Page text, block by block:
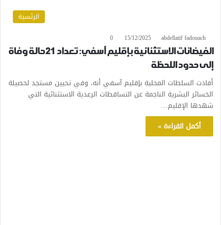
الرئسية
abdellatif fadouach
15/12/2025
0
الفيضانات الاستثنائية بإقليم آسفي: تعداد 21 حالة وفاة
إلى حدود اللحظة
أفادت السلطات المحلية بإقليم آسفي أنه، وفي تحيين مستجد لحصيلة
الخسائر البشرية الناجمة عن التساقطات الرعدية الاستثنائية التي
شهدها الإقليم…
أكمل القراءة »